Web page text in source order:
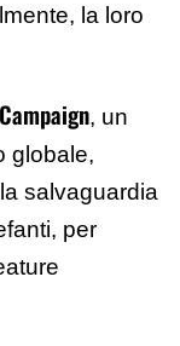
la loro
, un
globale,
salvaguardia
per